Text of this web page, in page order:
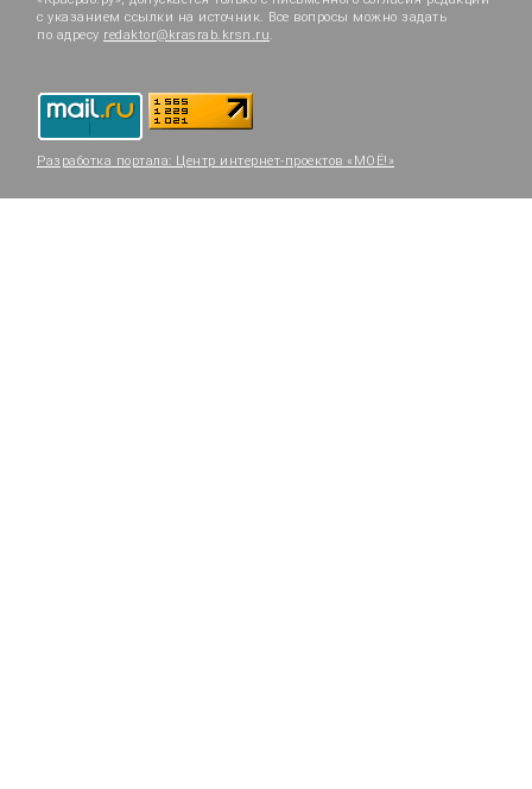
с указанием ссылки на источник. Все вопросы можно задать
по адресу redaktor@krasrab.krsn.ru.
Разработка портала: Центр интернет-проектов «МОЁ!»